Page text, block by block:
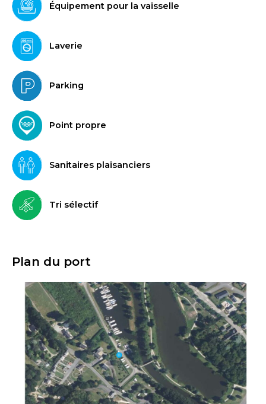
Équipement pour la vaisselle
Laverie
Parking
Point propre
Sanitaires plaisanciers
Tri sélectif
Plan du port